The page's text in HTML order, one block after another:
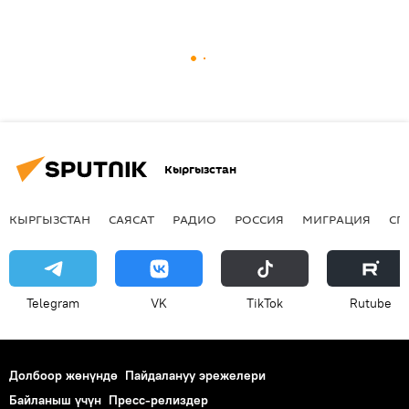
Кыргызстан
КЫРГЫЗСТАН САЯСАТ РАДИО РОССИЯ МИГРАЦИЯ
Telegram VK ТikТоk Rutube
Долбоор жөнүндө Пайдалануу эрежелери
Байланыш үчүн Пресс-релиздер